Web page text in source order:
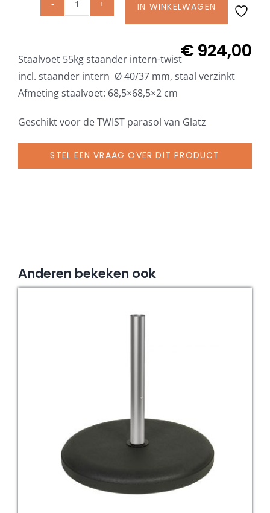
Glatz parasoldoeken
Glatz stofstalen collectie Sampleboeken
Umbrosa en Paraflex parasoldoeken
Glatz
55
kg
incl.
intern
Ø
IN WINKELWAGEN
€924,00
Staalvoet 55kg staander intern-twist
incl. staander intern Ø 40/37 mm, staal verzinkt
Afmeting staalvoet: 68,5×68,5×2 cm
Geschikt voor de TWIST parasol van Glatz
STEL EEN VRAAG OVER DIT PRODUCT
Anderen bekeken ook